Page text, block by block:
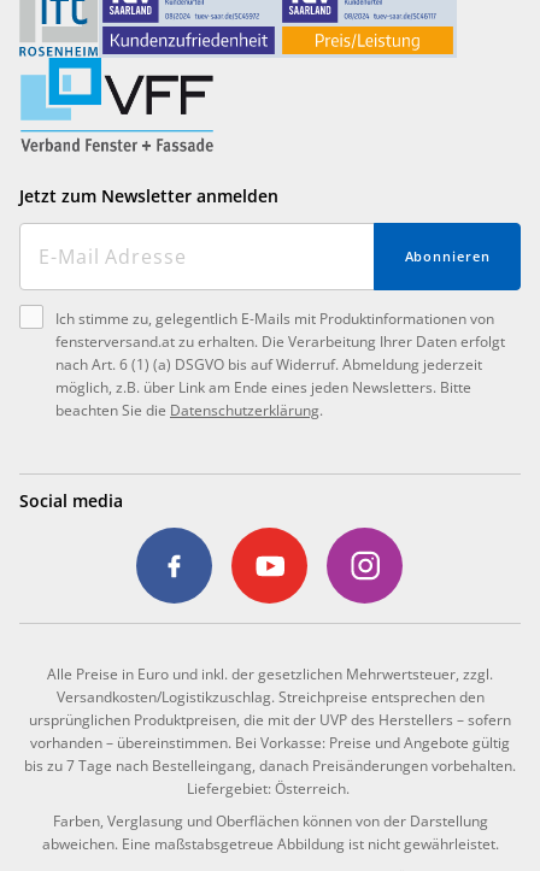
Jetzt zum Newsletter anmelden
Abonnieren
Ich stimme zu, gelegentlich E-Mails mit Produktinformationen von
fensterversand.at zu erhalten. Die Verarbeitung Ihrer Daten erfolgt
nach Art. 6 (1) (a) DSGVO bis auf Widerruf. Abmeldung jederzeit
möglich, z.B. über Link am Ende eines jeden Newsletters. Bitte
beachten Sie die Datenschutzerklärung.
Social media
Alle Preise in Euro und inkl. der gesetzlichen Mehrwertsteuer, zzgl.
Versandkosten/Logistikzuschlag. Streichpreise entsprechen den
ursprünglichen Produktpreisen, die mit der UVP des Herstellers – sofern
vorhanden – übereinstimmen. Bei Vorkasse: Preise und Angebote gültig
bis zu 7 Tage nach Bestelleingang, danach Preisänderungen vorbehalten.
Liefergebiet: Österreich.
Farben, Verglasung und Oberflächen können von der Darstellung
abweichen. Eine maßstabsgetreue Abbildung ist nicht gewährleistet.